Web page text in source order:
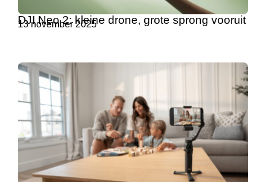
DJI Neo 2: kleine drone, grote sprong vooruit
13 november 2025